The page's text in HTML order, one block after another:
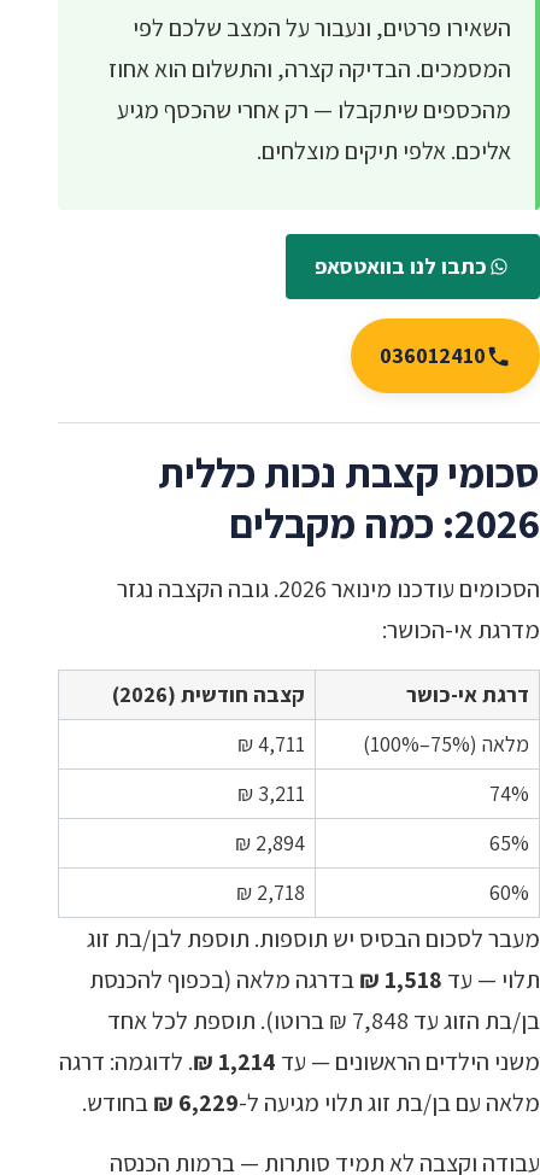
השאירו פרטים, ונעבור על המצב שלכם לפי
המסמכים. הבדיקה קצרה, והתשלום הוא אחוז
מהכספים שיתקבלו — רק אחרי שהכסף מגיע
אליכם. אלפי תיקים מוצלחים.
כתבו לנו בוואטסאפ
036012410
סכומי קצבת נכות כללית
2026: כמה מקבלים
הסכומים עודכנו מינואר 2026. גובה הקצבה נגזר
מדרגת אי-הכושר:
דרגת אי-כושר
קצבה חודשית (2026)
מלאה (75%–100%)
4,711 ₪
74%
3,211 ₪
65%
2,894 ₪
60%
2,718 ₪
מעבר לסכום הבסיס יש תוספות. תוספת לבן/בת זוג
תלוי — עד 1,518 ₪
בדרגה מלאה (בכפוף להכנסת
בן/בת הזוג עד 7,848 ₪ ברוטו). תוספת לכל אחד
משני הילדים הראשונים — עד 1,214 ₪
. לדוגמה: דרגה
מלאה עם בן/בת זוג תלוי מגיעה ל-6,229 ₪
בחודש.
עבודה וקצבה לא תמיד סותרות — ברמות הכנסה